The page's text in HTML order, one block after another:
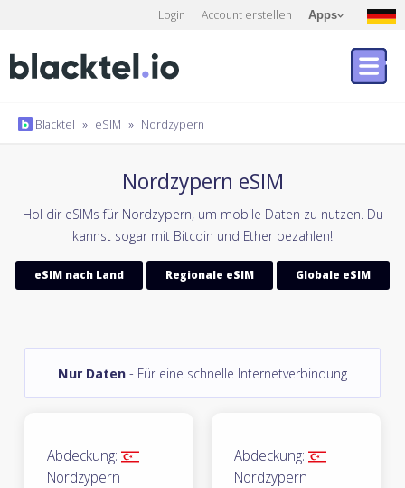
Login Account erstellen Apps
Blacktel » eSIM » Nordzypern
Nordzypern eSIM
Hol dir eSIMs für Nordzypern, um mobile Daten zu nutzen. Du
kannst sogar mit Bitcoin und Ether bezahlen!
eSIM nach Land Regionale eSIM Globale eSIM
Nur Daten - Für eine schnelle Internetverbindung
Abdeckung:
Nordzypern
Abdeckung:
Nordzypern